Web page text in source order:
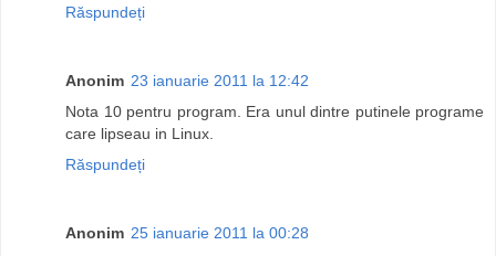
Răspundeți
Anonim 23 ianuarie 2011 la 12:42
Nota 10 pentru program. Era unul dintre putinele programe
care lipseau in Linux.
Răspundeți
Anonim 25 ianuarie 2011 la 00:28